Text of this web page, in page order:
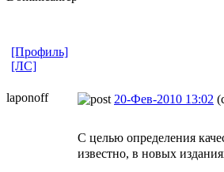
[Профиль]
[ЛС]
laponoff 20-Фев-2010 13:02
С целью определения
известно, в новых